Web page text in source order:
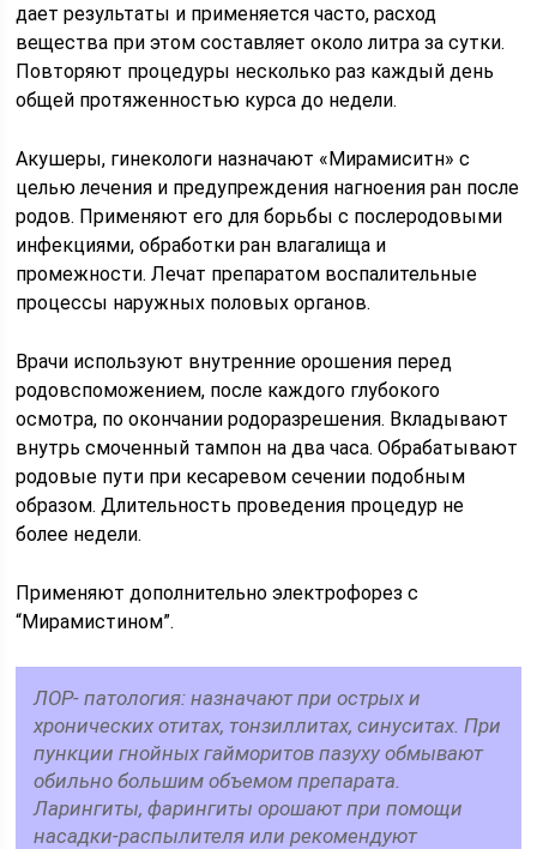
дает результаты и применяется часто, расход
вещества при этом составляет около литра за сутки.
Повторяют процедуры несколько раз каждый день
общей протяженностью курса до недели.
Акушеры, гинекологи назначают «Мирамиситн» с
целью лечения и предупреждения нагноения ран после
родов. Применяют его для борьбы с послеродовыми
инфекциями, обработки ран влагалища и
промежности. Лечат препаратом воспалительные
процессы наружных половых органов.
Врачи используют внутренние орошения перед
родовспоможением, после каждого глубокого
осмотра, по окончании родоразрешения. Вкладывают
внутрь смоченный тампон на два часа. Обрабатывают
родовые пути при кесаревом сечении подобным
образом. Длительность проведения процедур не
более недели.
Применяют дополнительно электрофорез с
“Мирамистином”.
ЛОР- патология: назначают при острых и
хронических отитах, тонзиллитах, синуситах. При
пункции гнойных гайморитов пазуху обмывают
обильно большим объемом препарата.
Ларингиты, фарингиты орошают при помощи
насадки-распылителя или рекомендуют